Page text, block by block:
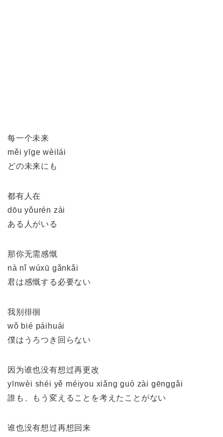
每一个未来
měi yīge wèilái
どの未来にも
都有人在
dōu yǒurén zài
ある人がいる
那你无需感慨
nà nǐ wúxū gǎnkǎi
君は感慨する必要ない
我别徘徊
wǒ bié páihuái
僕はうろつき回らない
因为谁也没有想过再更改
yīnwèi shéi yě méiyou xiǎng guò zài gēnggǎi
誰も、もう変えることを考えたことがない
谁也没有想过再想回来